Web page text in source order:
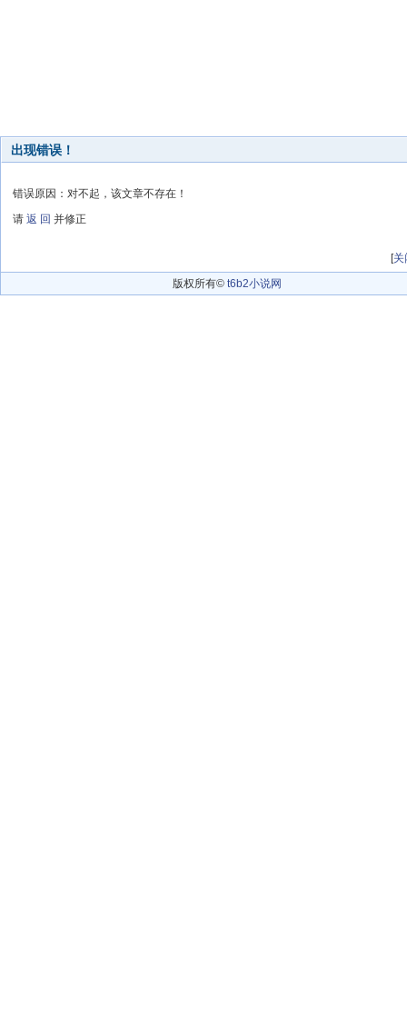
出现错误！
错误原因：对不起，该文章不存在！
请 返 回 并修正
[关
版权所有© t6b2小说网